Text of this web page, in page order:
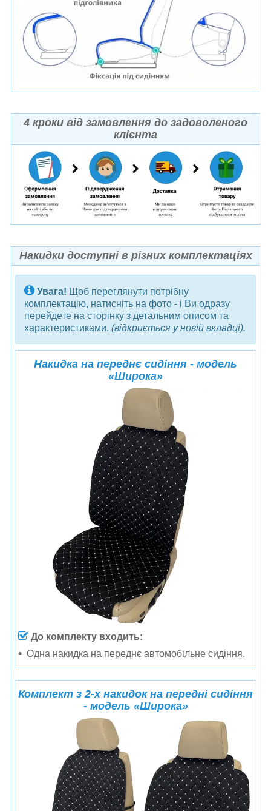
4 кроки від замовлення до задоволеного
клієнта
Накидки доступні в різних комплектаціях
Увага! Щоб переглянути потрібну
комплектацію, натисніть на фото - і Ви одразу
перейдете на сторінку з детальним описом та
характеристиками. (відкриється у новій вкладці).
Накидка на переднє сидіння - модель
«Широка»
До комплекту входить:
Одна накидка на переднє автомобільне сидіння.
Комплект з 2-х накидок на передні сидіння
- модель «Широка»